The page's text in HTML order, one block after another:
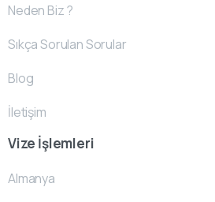
Neden Biz ?
Sıkça Sorulan Sorular
Blog
İletişim
Vize İşlemleri
Almanya